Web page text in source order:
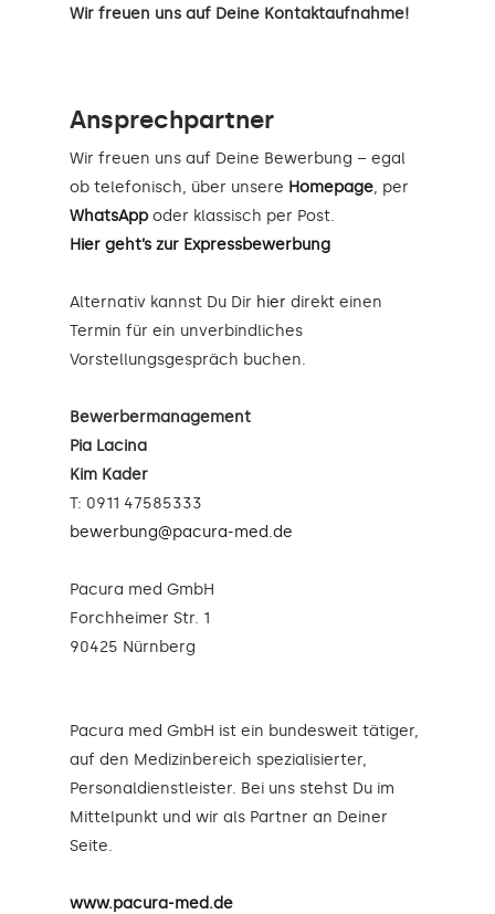
Wir freuen uns auf Deine Kontaktaufnahme!
Ansprechpartner
Wir freuen uns auf Deine Bewerbung – egal
ob telefonisch, über unsere Homepage, per
WhatsApp oder klassisch per Post.
Hier geht’s zur Expressbewerbung
Alternativ kannst Du Dir hier direkt einen
Termin für ein unverbindliches
Vorstellungsgespräch buchen.
Bewerbermanagement
Pia Lacina
Kim Kader
T: 0911 47585333
bewerbung@pacura-med.de
Pacura med GmbH
Forchheimer Str. 1
90425 Nürnberg
Pacura med GmbH ist ein bundesweit tätiger,
auf den Medizinbereich spezialisierter,
Personaldienstleister. Bei uns stehst Du im
Mittelpunkt und wir als Partner an Deiner
Seite.
www.pacura-med.de